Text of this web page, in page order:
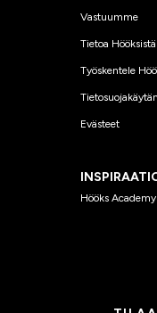
Vastuumme
Tietoa Hööksistä
Työskentele
Evästeet
Hööks Academy